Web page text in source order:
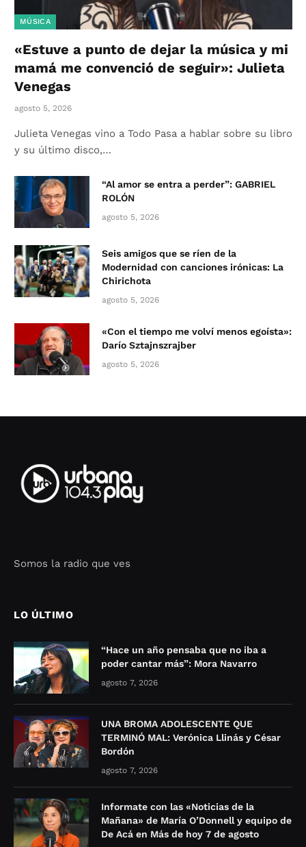
MÚSICA
«Estuve a punto de dejar la música y mi
mamá me convenció de seguir»: Julieta
Venegas
agosto 5, 2026
Julieta Venegas vino a Todo Pasa a hablar sobre su libro
y su último disco,…
“Al amor se entra a perder”: GABRIEL
ROLÓN
agosto 5, 2026
Seis amigos que se ríen de la
Modernidad con canciones irónicas: La
Chirichota
agosto 5, 2026
«Con el tiempo me volví menos egoísta»:
Darío Sztajnszrajber
agosto 5, 2026
Somos la radio que ves
LO ÚLTIMO
“Hace un año pensaba que no iba a
poder cantar más”: Mora Navarro
agosto 7, 2026
UNA BROMA ADOLESCENTE QUE
TERMINÓ MAL: Verónica Llinás y César
Bordón
agosto 7, 2026
Informate con las «Noticias de la
Mañana» de María O’Donnell y equipo de
De Acá en Más de hoy 7 de agosto